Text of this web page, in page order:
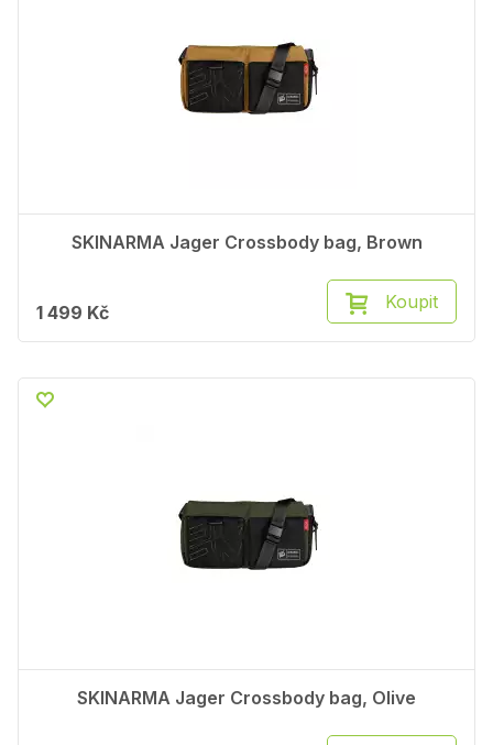
SKINARMA Jager Crossbody bag, Brown
1 499 Kč Koupit
SKINARMA Jager Crossbody bag, Olive